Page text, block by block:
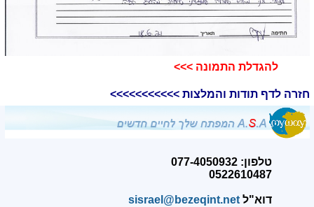
חזרה לדף תודות והמלצות >>>>>>>>>>>
להגדלת התמונה >>>​
טלפון: 077-4050932
0522610487
דוא"לsisrael@bezeqint.net